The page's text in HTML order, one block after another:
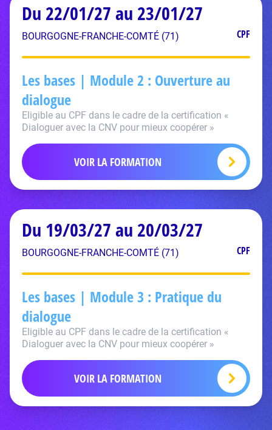
Du 22/01/27 au 23/01/27
BOURGOGNE-FRANCHE-COMTÉ (71) CPF
Les bases | Module 2 : Ouverture au
dialogue
Eligible au CPF dans le cadre de la certification «
Dialoguer avec la CNV pour mieux coopérer »
VOIR LA FORMATION
Du 19/03/27 au 20/03/27
BOURGOGNE-FRANCHE-COMTÉ (71) CPF
Les bases | Module 3 : Pratique du
dialogue
Eligible au CPF dans le cadre de la certification «
Dialoguer avec la CNV pour mieux coopérer »
VOIR LA FORMATION